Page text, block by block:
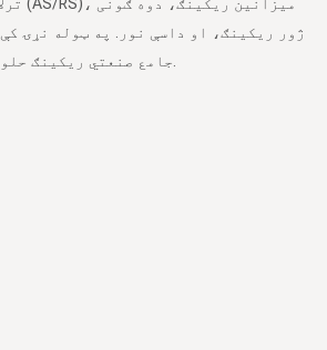
ژور ریکینګ، او داسې نور. په ټوله نړۍ
جامع صنعتي ریکینګ حلونه.